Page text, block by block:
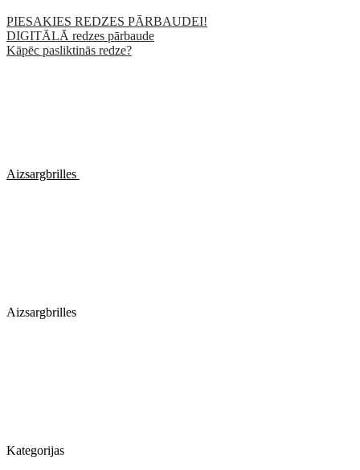
PIESAKIES REDZES PĀRBAUDEI!
DIGITĀLĀ redzes pārbaude
Kāpēc pasliktinās redze?
Aizsargbrilles
Aizsargbrilles
Kategorijas